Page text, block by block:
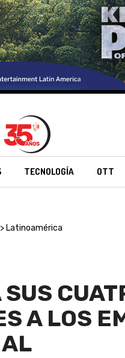
TECNOLOGÍA OTT
Latinoamérica
A LOS